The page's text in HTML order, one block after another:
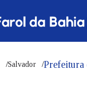
/Salvador /